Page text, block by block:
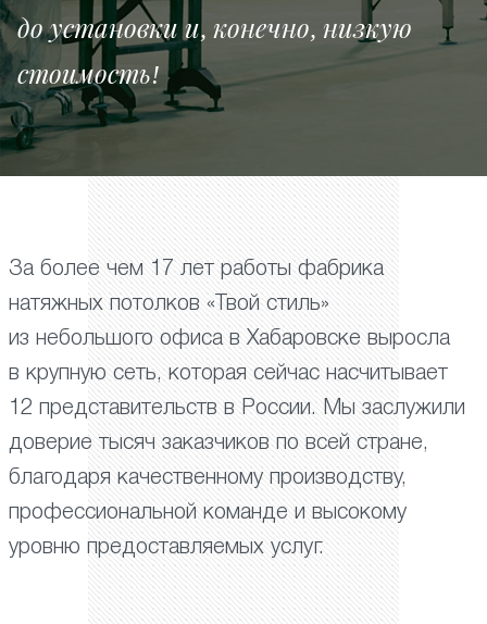
до установки и, конечно, низкую
стоимость!
За более чем 17 лет работы фабрика
натяжных потолков «Твой стиль»
из небольшого офиса в Хабаровске выросла
в крупную сеть, которая сейчас насчитывает
12 представительств в России. Мы заслужили
доверие тысяч заказчиков по всей стране,
благодаря качественному производству,
профессиональной команде и высокому
уровню предоставляемых услуг.